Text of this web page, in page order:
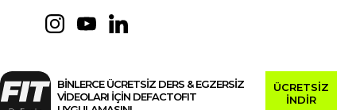
BİNLERCE ÜCRETSİZ DERS & EGZERSİZ
VİDEOLARI İÇİN DEFACTOFIT
ÜCRETSİZ
İNDİR